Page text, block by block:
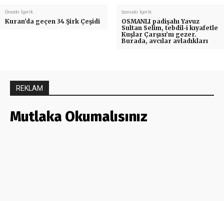
Önceki İçerik
Kuran’da geçen 34 Şirk Çeşidi
Sonraki İçerik
OSMANLI padişahı Yavuz
Sultan Selim, tebdil-i kıyafetle
Kuşlar Çarşısı’nı gezer.
Burada, avcılar avladıkları
REKLAM
Mutlaka Okumalısınız